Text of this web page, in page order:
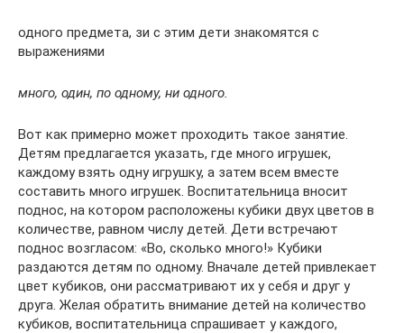
одного предмета, зи с этим дети знакомятся с
выражениями
много, один, по одному, ни одного.
Вот как примерно может проходить такое занятие.
Детям предлагается указать, где много игрушек,
каждому взять одну игрушку, а затем всем вместе
составить много игрушек. Воспи­тательница вносит
поднос, на котором расположены кубики двух цветов в
количестве, равном числу детей. Дети встречают
поднос возгласом: «Во, сколько много!» Кубики
раздаются детям по одному. Вначале детей привлекает
цвет кубиков, они рассматри­вают их у себя и друг у
друга. Желая обратить внимание детей на количество
кубиков, воспитательница спрашивает у каждого,